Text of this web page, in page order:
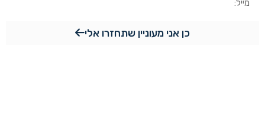
כן אני מעוניין שתחזרו אלי